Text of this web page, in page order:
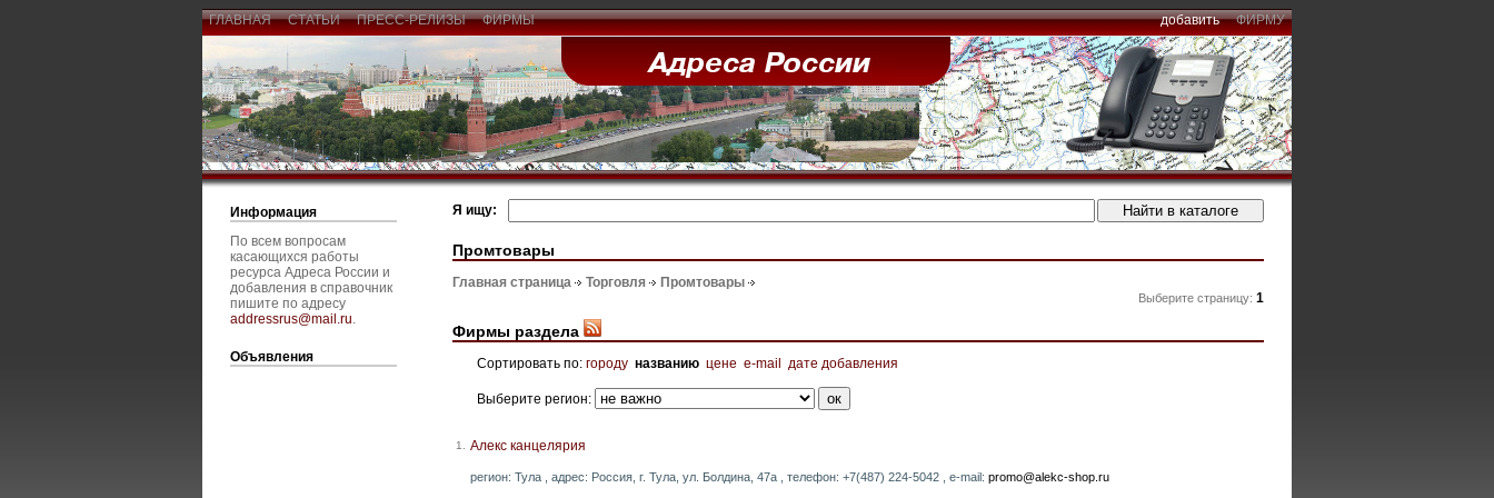
ГЛАВНАЯ СТАТЬИ ПРЕСС-РЕЛИЗЫ ФИРМЫ добавить ФИРМУ
Информация
По всем вопросам
касающихся работы
ресурса Адреса России и
добавления в справочник
пишите по адресу
addressrus@mail.ru.
Объявления
Я ищу:
Промтовары
Главная страница Торговля Промтовары
Выберите страницу: 1
Фирмы раздела
Сортировать по: городу названию цене e-mail дате добавления
Выберите регион:
1. Алекс канцелярия
регион: Тула , адрес: Россия, г. Тула, ул. Болдина, 47а , телефон: +7(487) 224-5042 , e-mail: promo@alekc-shop.ru